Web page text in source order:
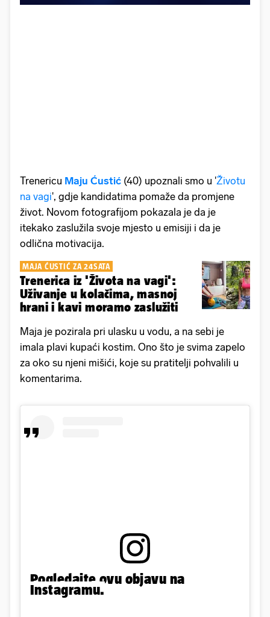
Trenericu Maju Ćustić (40) upoznali smo u 'Životu
na vagi', gdje kandidatima pomaže da promjene
život. Novom fotografijom pokazala je da je
itekako zaslužila svoje mjesto u emisiji i da je
odlična motivacija.
MAJA ĆUSTIĆ ZA 24SATA
Trenerica iz 'Života na vagi':
Uživanje u kolačima, masnoj
hrani i kavi moramo zaslužiti
Maja je pozirala pri ulasku u vodu, a na sebi je
imala plavi kupaći kostim. Ono što je svima zapelo
za oko su njeni mišići, koje su pratitelji pohvalili u
komentarima.
Pogledajte ovu objavu na
Instagramu.